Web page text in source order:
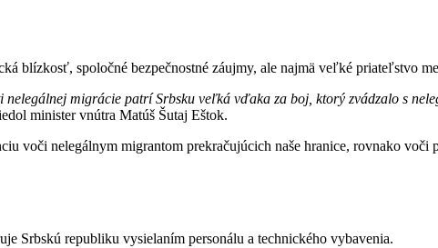
blízkosť, spoločné bezpečnostné záujmy, ale najmä veľké priateľstvo
migrácie patrí Srbsku veľká vďaka za boj, ktorý zvádzalo s
minister vnútra Matúš Šutaj Eštok.
voči nelegálnym migrantom prekračujúcich naše hranice, rovnako voči
Srbskú republiku vysielaním personálu a technického vybavenia.